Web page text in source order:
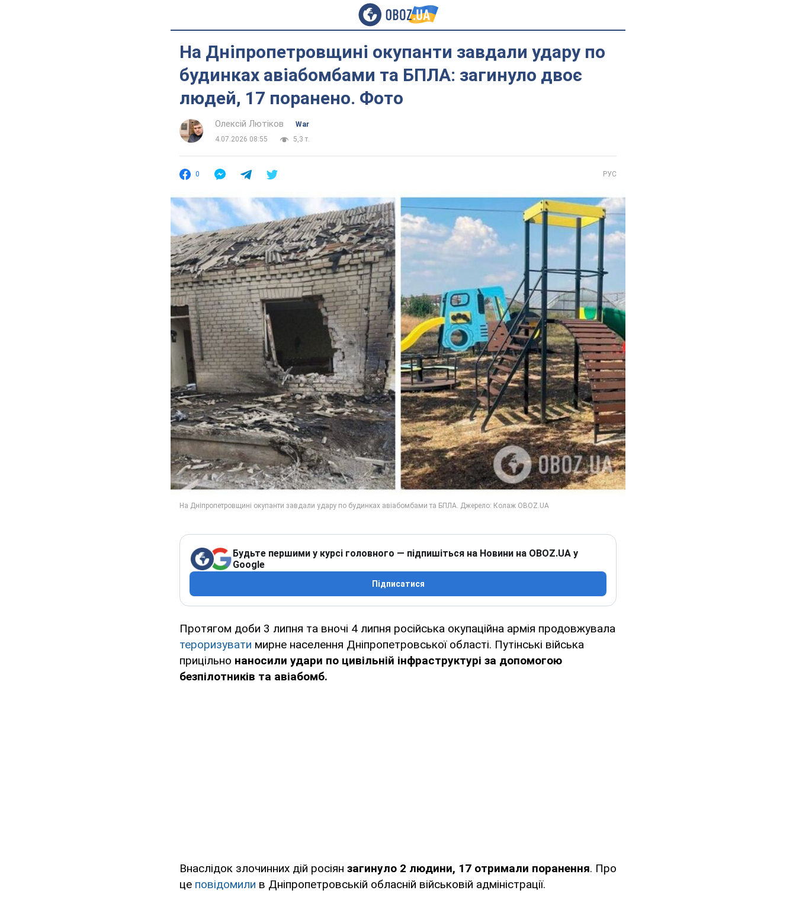
На Дніпропетровщині окупанти завдали удару по
будинках авіабомбами та БПЛА: загинуло двоє
людей, 17 поранено. Фото
Олексій Лютіков
War
4.07.2026 08:55
5,3 т.
0 РУС
Будьте першими у курсі головного — підпишіться на Новини на OBOZ.UA у
Google
Підписатися
Протягом доби 3 липня та вночі 4 липня російська окупаційна армія продовжувала
тероризувати мирне населення Дніпропетровської області. Путінські війська
прицільно наносили удари по цивільній інфраструктурі за допомогою
безпілотників та авіабомб.
Внаслідок злочинних дій росіян загинуло 2 людини, 17 отримали поранення. Про
це повідомили в Дніпропетровській обласній військовій адміністрації.